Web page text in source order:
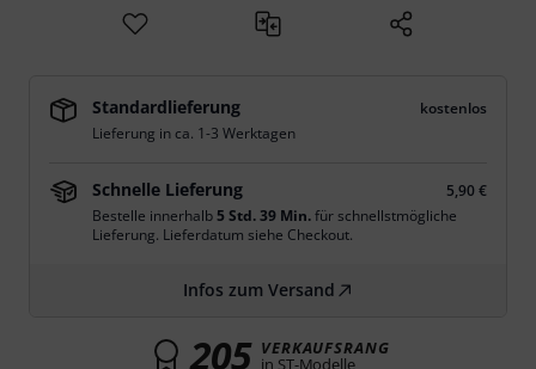
Standardlieferung
kostenlos
Lieferung in ca. 1-3 Werktagen
Schnelle Lieferung
5,90 €
Bestelle innerhalb5 Std. 39 Min.für schnellstmögliche
Lieferung. Lieferdatum siehe Checkout.
Infos zum Versand
205 VERKAUFSRANG
in ST-Modelle